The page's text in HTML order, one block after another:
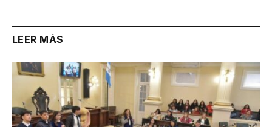
LEER MÁS